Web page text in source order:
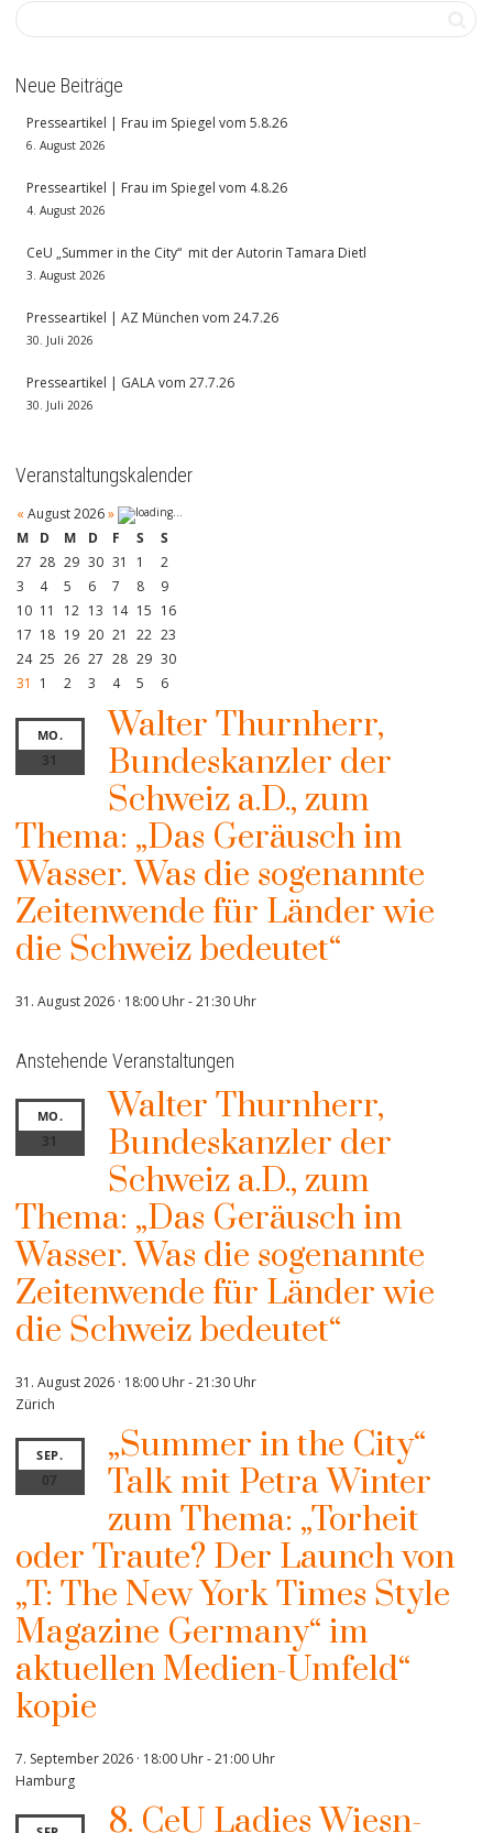
Neue Beiträge
Presseartikel | Frau im Spiegel vom 5.8.26
6. August 2026
Presseartikel | Frau im Spiegel vom 4.8.26
4. August 2026
CeU „Summer in the City“ mit der Autorin Tamara Dietl
3. August 2026
Presseartikel | AZ München vom 24.7.26
30. Juli 2026
Presseartikel | GALA vom 27.7.26
30. Juli 2026
Veranstaltungskalender
« August 2026»
M
D M D F S
S
27 28 29 30 31 1
2
3
4 5 6 7 8
9
10 11 12 13 14 15 16
17 18 19 20 21 22 23
24 25 26 27 28 29 30
31
1 2 3 4 5 6
MO.
31
Walter Thurnherr,
Bundeskanzler der
Schweiz a.D., zum
Thema: „Das Geräusch im
Wasser. Was die sogenannte
Zeitenwende für Länder wie
die Schweiz bedeutet“
31. August 2026 · 18:00 Uhr-21:30 Uhr
Anstehende Veranstaltungen
MO.
31
Walter Thurnherr,
Bundeskanzler der
Schweiz a.D., zum
Thema: „Das Geräusch im
Wasser. Was die sogenannte
Zeitenwende für Länder wie
die Schweiz bedeutet“
31. August 2026 · 18:00 Uhr-21:30 Uhr
Zürich
SEP.
07
„Summer in the City“
Talk mit Petra Winter
zum Thema: „Torheit
oder Traute? Der Launch von
„T: The New York Times Style
Magazine Germany“ im
aktuellen Medien-Umfeld“
kopie
7. September 2026 · 18:00 Uhr-21:00 Uhr
Hamburg
8. CeU Ladies Wiesn-